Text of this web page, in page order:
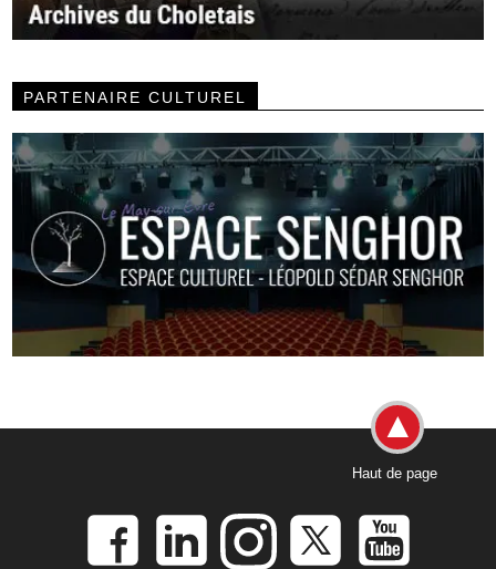
PARTENAIRE CULTUREL
Haut de page